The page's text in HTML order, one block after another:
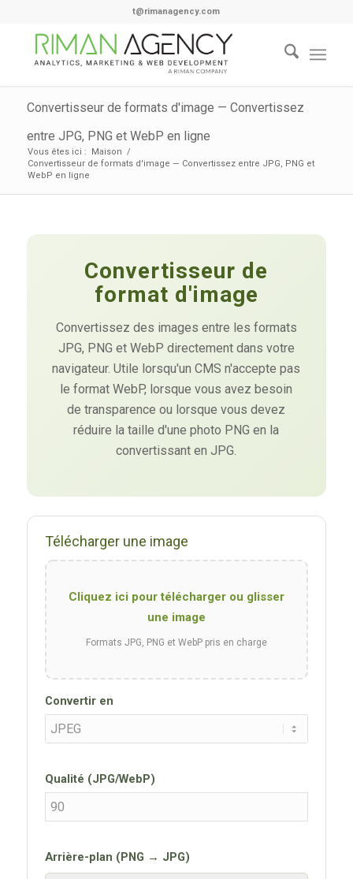
t@rimanagency.com
Convertisseur de formats d'image — Convertissez
entre JPG, PNG et WebP en ligne
Vous êtes ici : Maison /
Convertisseur de formats d'image — Convertissez entre JPG, PNG et
WebP en ligne
Convertisseur de
format d'image
Convertissez des images entre les formats
JPG, PNG et WebP directement dans votre
navigateur. Utile lorsqu'un CMS n'accepte pas
le format WebP, lorsque vous avez besoin
de transparence ou lorsque vous devez
réduire la taille d'une photo PNG en la
convertissant en JPG.
Télécharger une image
Cliquez ici pour télécharger ou glisser
une image
Formats JPG, PNG et WebP pris en charge
Convertir en
Qualité (JPG/WebP)
Arrière-plan (PNG → JPG)